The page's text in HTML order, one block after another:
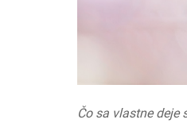
Čo sa vlastne deje